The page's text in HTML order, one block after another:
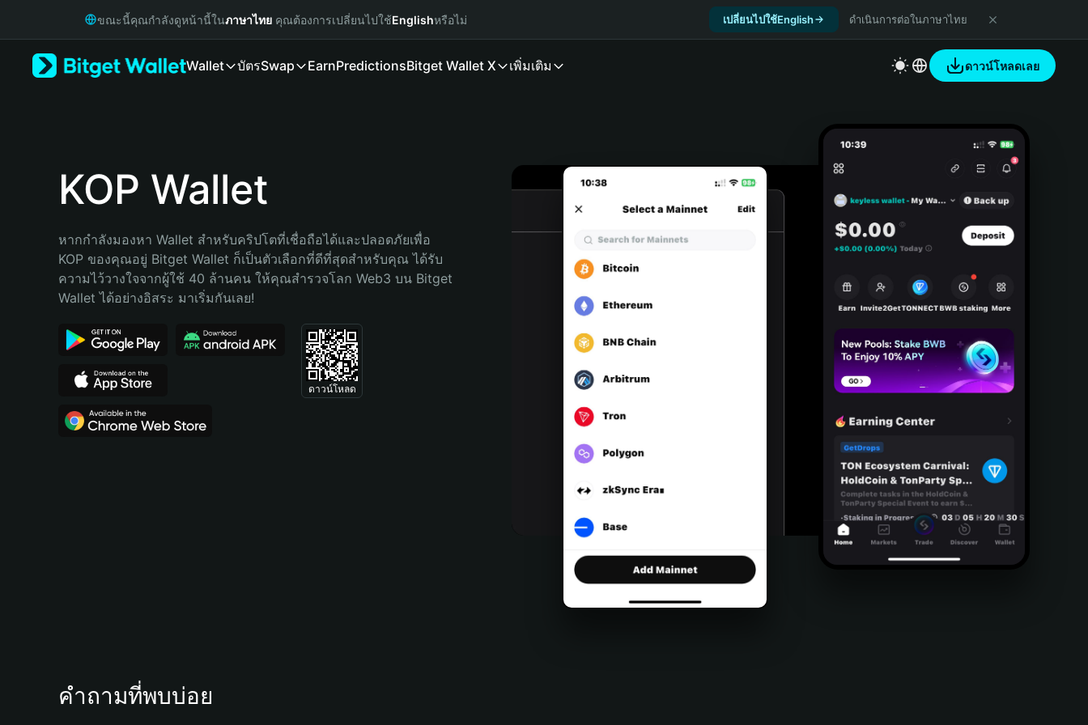
Русский
Bahasa Indonesia
Português (Brasil)
ขณะนี้คุณกำลังดูหน้านี้ในภาษาไทย คุณต้องการเปลี่ยนไปใช้Englishหรือไม่ เปลี่ยนไปใช้English ดำเนินการต่อในภาษาไทย
Wallet บัตรSwap EarnPredictionsBitget Wallet X เพิ่มเติม ดาวน์โหลดเลย
KOP Wallet
หากกำลังมองหา Wallet สำหรับคริปโตที่เชื่อถือได้และปลอดภัยเพื่อ
KOP ของคุณอยู่ Bitget Wallet ก็เป็นตัวเลือกที่ดีที่สุดสำหรับคุณ ได้รับ
ความไว้วางใจจากผู้ใช้ 40 ล้านคน ให้คุณสำรวจโลก Web3 บน Bitget
Wallet ได้อย่างอิสระ มาเริ่มกันเลย!
ดาวน์โหลด
คำถามที่พบบ่อย